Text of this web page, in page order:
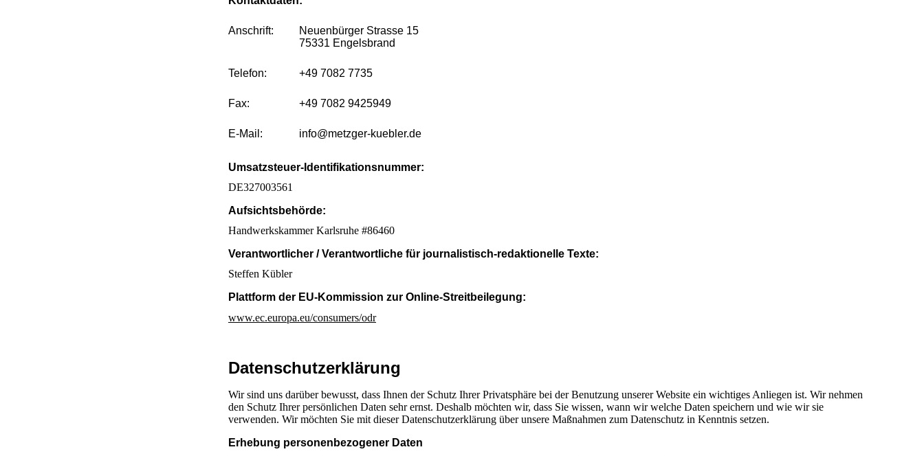
Anschrift:
Neuenbürger Strasse 15
75331 Engelsbrand
Telefon: +49 7082 7735
Fax: +49 7082 9425949
E-Mail: info@metzger-kuebler.de
Umsatzsteuer-Identifikationsnummer:
DE327003561
Aufsichtsbehörde:
Handwerkskammer Karlsruhe #86460
Verantwortlicher / Verantwortliche für journalistisch-redaktionelle Texte:
Steffen Kübler
Plattform der EU-Kommission zur Online-Streitbeilegung:
www.ec.europa.eu/consumers/odr
Datenschutz­erklärung
Wir sind uns darüber bewusst, dass Ihnen der Schutz Ihrer Privatsphäre bei der Benutzung unserer Website ein wichtiges Anliegen ist. Wir nehmen
den Schutz Ihrer persönlichen Daten sehr ernst. Deshalb möchten wir, dass Sie wissen, wann wir welche Daten speichern und wie wir sie
verwenden. Wir möchten Sie mit dieser Datenschutzerklärung über unsere Maßnahmen zum Datenschutz in Kenntnis setzen.
Erhebung personenbezogener Daten